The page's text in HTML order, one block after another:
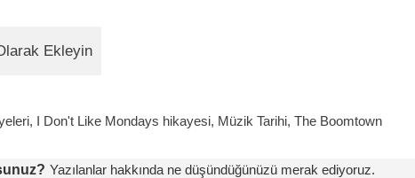
Ekleyin
, I Don't Like Mondays hikayesi, Müzik Tarihi,The Boomtown
Yazılanlar hakkında ne düşündüğünüzü merak ediyoruz.